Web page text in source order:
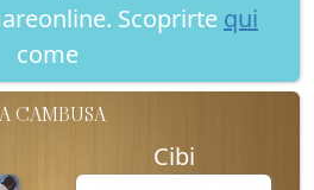
Scoprirte qui
come
CAMBUSA
Cibi